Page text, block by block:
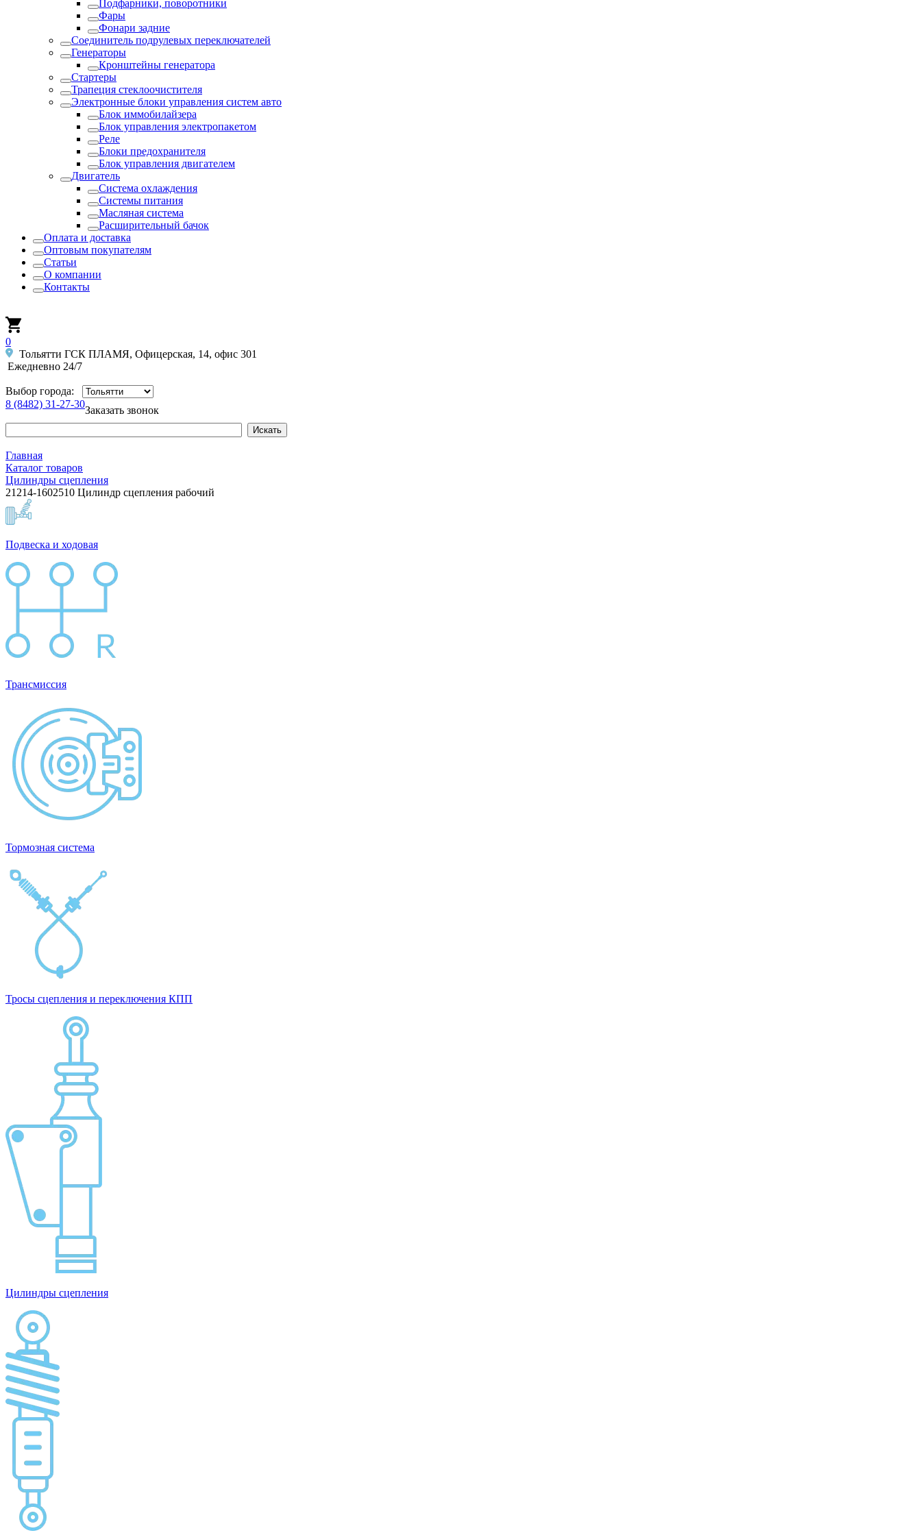
Подфарники, поворотники
Фары
Фонари задние
Соединитель подрулевых переключателей
Генераторы
Кронштейны генератора
Стартеры
Трапеция стеклоочистителя
Электронные блоки управления систем авто
Блок иммобилайзера
Блок управления электропакетом
Реле
Блоки предохранителя
Блок управления двигателем
Двигатель
Система охлаждения
Системы питания
Масляная система
Расширительный бачок
Оплата и доставка
Оптовым покупателям
Статьи
О компании
Контакты
0
Тольятти ГСК ПЛАМЯ, Офицерская, 14, офис 301
Ежедневно 24/7
Выбор города:
8 (8482) 31-27-30
Заказать звонок
Главная
Каталог товаров
Цилиндры сцепления
21214-1602510 Цилиндр сцепления рабочий
Подвеска и ходовая
Трансмиссия
Тормозная система
Тросы сцепления и переключения КПП
Цилиндры сцепления